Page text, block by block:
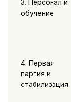
3. Персонал и
обучение
4. Первая
партия и
стабилизация